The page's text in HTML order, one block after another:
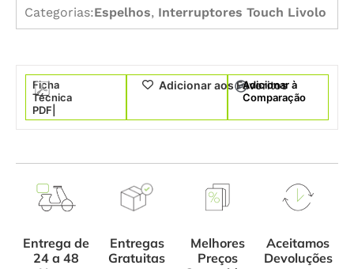
Categorias:Espelhos, Interruptores Touch Livolo
Ficha
Técnica
PDF|
Adicionar aos Favoritos
Adicionar à
Comparação
Entrega de
24 a 48
Entregas
Gratuitas
Melhores
Preços
Aceitamos
Devoluções